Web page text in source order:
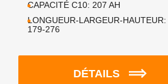
CAPACITÉ C10: 207 AH
LONGUEUR-LARGEUR-HAUTEUR:
179-276
DÉTAILS